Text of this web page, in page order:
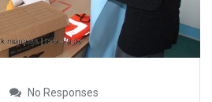
No Responses